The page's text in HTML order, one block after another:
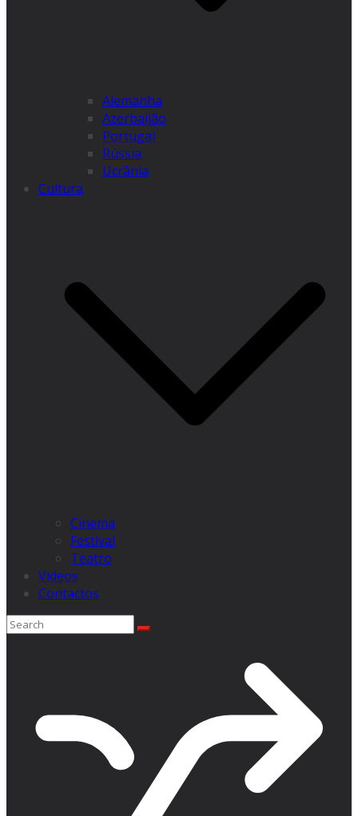
Alemanha
Azerbaijão
Portugal
Rússia
Ucrânia
Cultura
Cinema
Festival
Teatro
Videos
Contactos